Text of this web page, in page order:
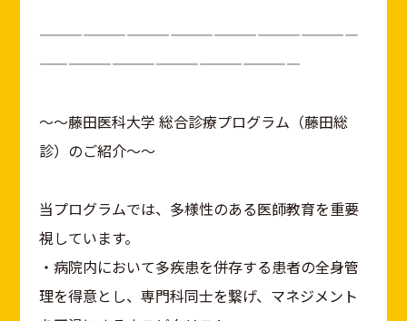
——————————————————————
——————————————————
～～藤田医科大学 総合診療プログラム（藤田総
診）のご紹介～～
当プログラムでは、多様性のある医師教育を重要
視しています。
・病院内において多疾患を併存する患者の全身管
理を得意とし、専門科同士を繋げ、マネジメント